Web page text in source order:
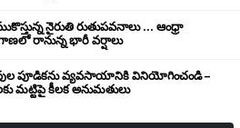
నైరుతి రుతుపవనాలు ... ఆంధ్రా
రానున్న భారీ వర్షాలు
పూడికను వ్యవసాయానికి వినియోగించండి –
మట్టిపై కీలక అనుమతులు